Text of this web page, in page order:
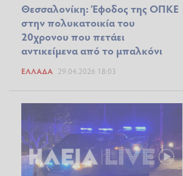
Θεσσαλονίκη: Έφοδος της ΟΠΚΕ
στην πολυκατοικία του
20χρονου που πετάει
αντικείμενα από το μπαλκόνι
ΕΛΛΆΔΑ 29.04.2026 18:03